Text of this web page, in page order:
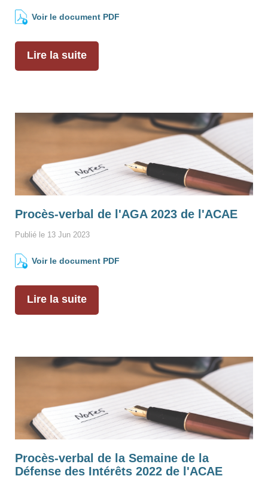
Voir le document PDF
Lire la suite
Procès-verbal de l'AGA 2023 de l'ACAE
Publié le 13 Jun 2023
Voir le document PDF
Lire la suite
Procès-verbal de la Semaine de la
Défense des Intérêts 2022 de l'ACAE